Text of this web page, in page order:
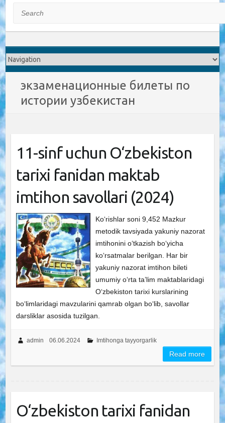
экзаменационные билеты по
истории узбекистан
11-sinf uchun O‘zbekiston
tarixi fanidan maktab
imtihon savollari (2024)
Ko‘rishlar soni 9,452 Mazkur
metodik tavsiyada yakuniy nazorat
imtihonini o‘tkazish bo‘yicha
ko‘rsatmalar berilgan. Har bir
yakuniy nazorat imtihon bileti
umumiy o‘rta ta’lim maktablaridagi
O‘zbekiston tarixi kurslarining
bo‘limlaridagi mavzularini qamrab olgan bo‘lib, savollar
darsliklar asosida tuzilgan.
admin 06.06.2024 Imtihonga tayyorgarlik
Read more
O‘zbekiston tarixi fanidan